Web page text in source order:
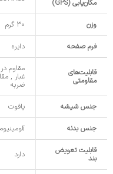
مکان‌یابی (GPS)
وزن 30 گرم
فرم صفحه دایره
قابلیت‌های
مقاومتی
مقاوم
غبار ,
ضربه
جنس شیشه یاقوت
جنس بدنه آلومینیوم
قابلیت تعویض
بند دارد